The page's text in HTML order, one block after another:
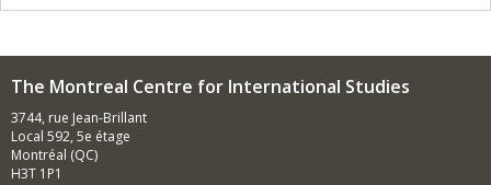
The Montreal Centre for International Studies
3744, rue Jean-Brillant
Local 592, 5e étage
Montréal (QC)
H3T 1P1